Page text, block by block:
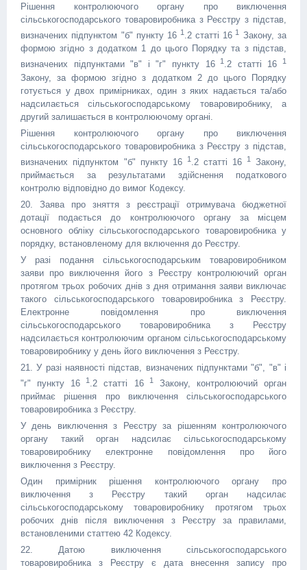
Рішення контролюючого органу про виключення
сільськогосподарського товаровиробника з Реєстру з підстав,
визначених підпунктом "б" пункту 16 1.2 статті 16 1
Закону, за
формою згідно з додатком 1 до цього Порядку та з підстав,
визначених підпунктами "в" і "г" пункту 161 .2 статті 16 1
Закону, за формою згідно з додатком 2 до цього Порядку
готується у двох примірниках, один з яких надається та/або
надсилається сільськогосподарському товаровиробнику, а
другий залишається в контролюючому органі.
Рішення контролюючого органу про виключення
сільськогосподарського товаровиробника з Реєстру з підстав,
визначених підпунктом "б" пункту 16 1.2 статті 16 1Закону,
приймається за результатами здійснення податкового
контролю відповідно до вимог Кодексу.
20. Заява про зняття з реєстрації отримувача бюджетної
дотації подається до контролюючого органу за місцем
основного обліку сільськогосподарського товаровиробника у
порядку, встановленому для включення до Реєстру.
У разі подання сільськогосподарським товаровиробником
заяви про виключення його з Реєстру контролюючий орган
протягом трьох робочих днів з дня отримання заяви виключає
такого сільськогосподарського товаровиробника з Реєстру.
Електронне повідомлення про виключення
сільськогосподарського товаровиробника з Реєстру
надсилається контролюючим органом сільськогосподарському
товаровиробнику у день його виключення з Реєстру.
21. У разі наявності підстав, визначених підпунктами "б", "в" і
"г" пункту 16 1 .2 статті 161Закону, контролюючий орган
приймає рішення про виключення сільськогосподарського
товаровиробника з Реєстру.
У день виключення з Реєстру за рішенням контролюючого
органу такий орган надсилає сільськогосподарському
товаровиробнику електронне повідомлення про його
виключення з Реєстру.
Один примірник рішення контролюючого органу про
виключення з Реєстру такий орган надсилає
сільськогосподарському товаровиробнику протягом трьох
робочих днів після виключення з Реєстру за правилами,
встановленими статтею 42 Кодексу.
22. Датою виключення сільськогосподарського
товаровиробника з Реєстру є дата внесення запису про